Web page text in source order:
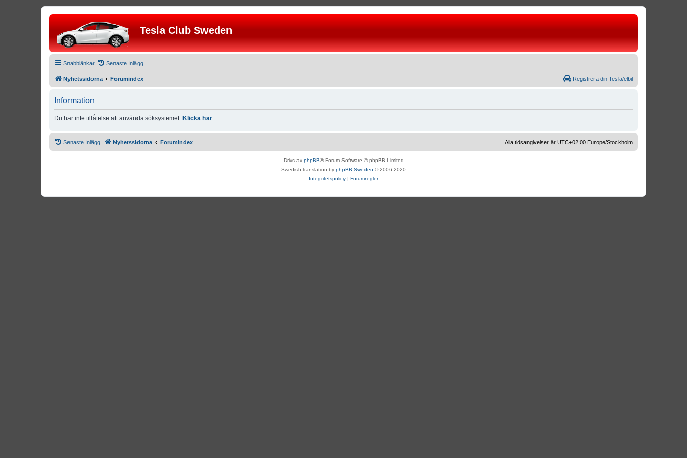
Tesla Club Sweden
Snabblänkar Senaste Inlägg
Nyhetssidorna Forumindex Registrera din Tesla/elbil
Information
Du har inte tillåtelse att använda söksystemet. Klicka här
Senaste Inlägg Nyhetssidorna Forumindex Alla tidsangivelser är UTC+02:00 Europe/Stockholm
Drivs av phpBB® Forum Software © phpBB Limited
Swedish translation by phpBB Sweden © 2006-2020
Integritetspolicy | Forumregler